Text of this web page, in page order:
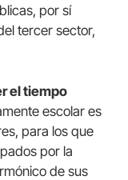
por sí
tercer sector,
el tiempo
escolar es
para los que
por la
de sus